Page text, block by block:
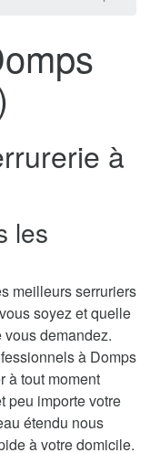
à
les
meilleurs serruriers
soyez et quelle
vous demandez.
à Domps
à tout moment
peu importe votre
étendu nous
à votre domicile.